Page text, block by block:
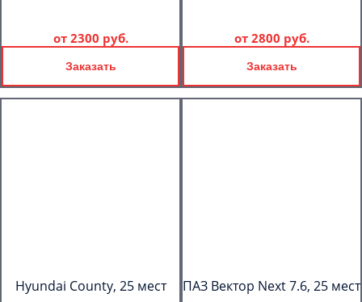
от 2300 руб.
Заказать
от 2800 руб.
Заказать
Hyundai County, 25 мест ПАЗ Вектор Next 7.6, 25 мест